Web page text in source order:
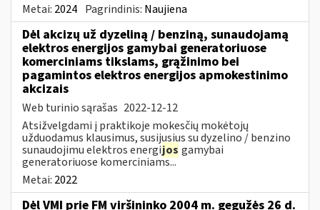
Metai: 2024 Pagrindinis: Naujiena
Dėl akcizų už dyzeliną / benziną, sunaudojamą
elektros energijos gamybai generatoriuose
komerciniams tikslams, grąžinimo bei
pagamintos elektros energijos apmokestinimo
akcizais
Web turinio sąrašas 2022-12-12
Atsižvelgdami į praktikoje mokesčių mokėtojų
užduodamus klausimus, susijusius su dyzelino / benzino
sunaudojimu elektros energijos gamybai
generatoriuose komerciniams...
Metai: 2022
Dėl VMI prie FM viršininko 2004 m. gegužės 26 d.